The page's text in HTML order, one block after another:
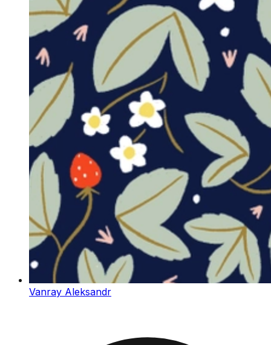
Vanray Aleksandr